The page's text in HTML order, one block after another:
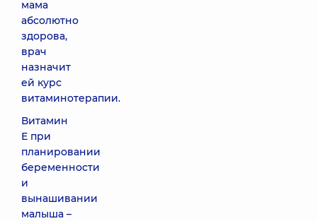
мама
абсолютно
здорова,
врач
назначит
ей курс
витаминотерапии.
Витамин
Е при
планировании
беременности
и
вынашивании
малыша –